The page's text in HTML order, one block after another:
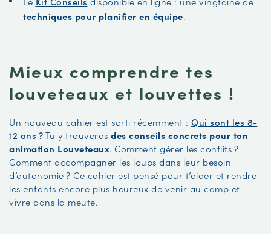
techniques pour planifier en équipe.
Mieux comprendre tes
louveteaux et louvettes !
Un nouveau cahier est sorti récemment : Qui sont les 8-
12 ans ?Tu y trouveras des conseils concrets pour ton
animation Louveteaux. Comment gérer les conflits ?
Comment accompagner les loups dans leur besoin
d’autonomie ? Ce cahier est pensé pour t’aider et rendre
les enfants encore plus heureux de venir au camp et
vivre dans la meute.